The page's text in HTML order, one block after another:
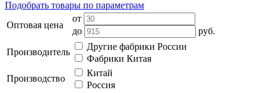
Подобрать товары по параметрам
Оптовая цена
от
до
руб.
Производитель
Другие фабрики России
Фабрики Китая
Производство
Китай
Россия